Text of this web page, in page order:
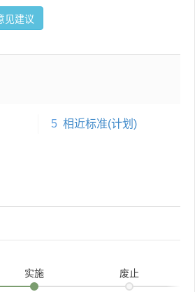
见建议
5 相近标准(计划)
实施 废止